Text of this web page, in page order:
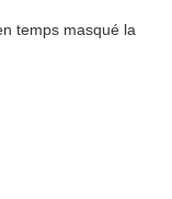
temps masqué la